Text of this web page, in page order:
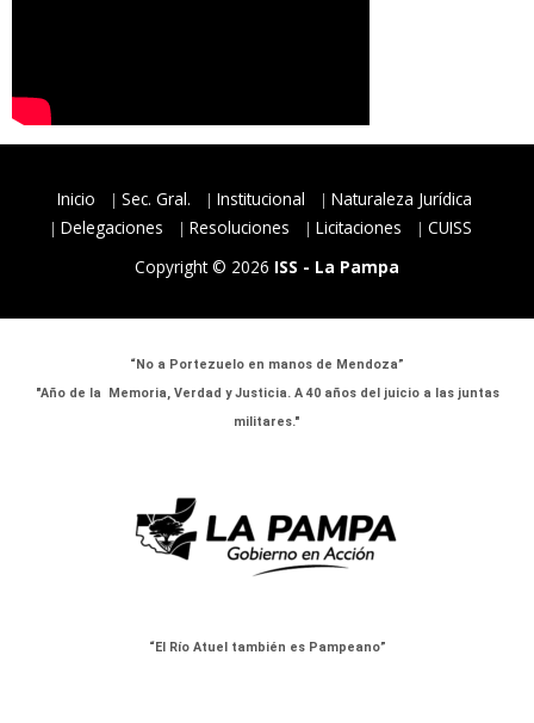
Inicio Sec. Gral. Institucional
Naturaleza Jurídica
Delegaciones
Resoluciones Licitaciones
CUISS
Copyright © 2026 ISS - La Pampa
“No a Portezuelo en manos de Mendoza”
"Año de la Memoria, Verdad y Justicia. A 40 años del juicio a las juntas
militares."
“El Río Atuel también es Pampeano”